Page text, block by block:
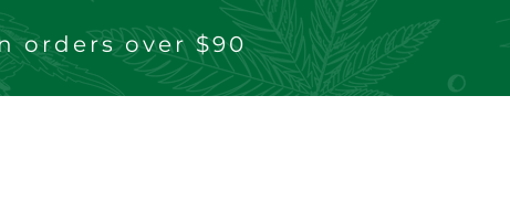
orders over $90